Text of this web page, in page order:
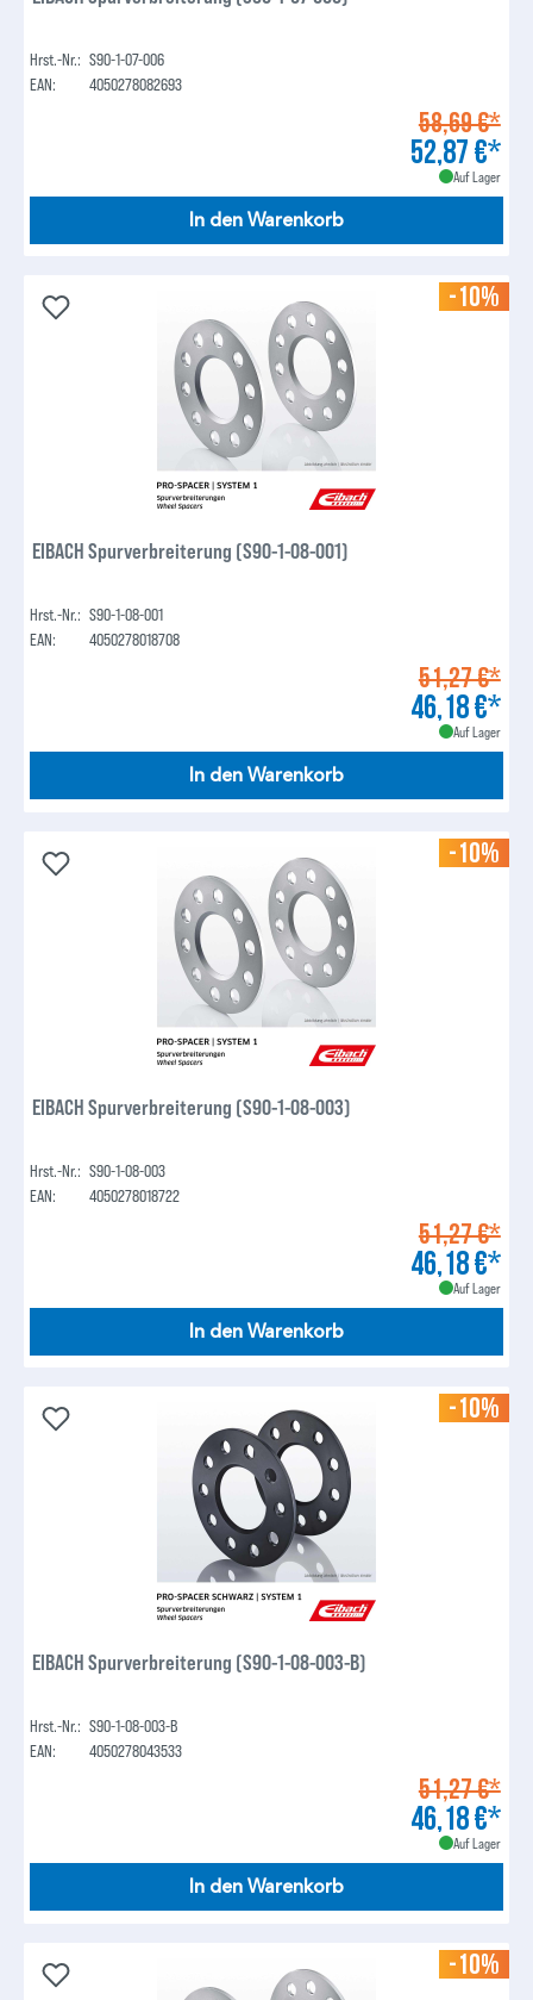
Hrst.-Nr.: S90-1-07-006
EAN:
4050278082693
58,69 €*
52,87 €*
Auf Lager
In den Warenkorb
-10%
EIBACH Spurverbreiterung (S90-1-08-001)
Hrst.-Nr.: S90-1-08-001
EAN:
4050278018708
51,27 €*
46,18 €*
Auf Lager
In den Warenkorb
-10%
EIBACH Spurverbreiterung (S90-1-08-003)
Hrst.-Nr.: S90-1-08-003
EAN:
4050278018722
51,27 €*
46,18 €*
Auf Lager
In den Warenkorb
-10%
EIBACH Spurverbreiterung (S90-1-08-003-B)
Hrst.-Nr.: S90-1-08-003-B
EAN:
4050278043533
51,27 €*
46,18 €*
Auf Lager
In den Warenkorb
-10%